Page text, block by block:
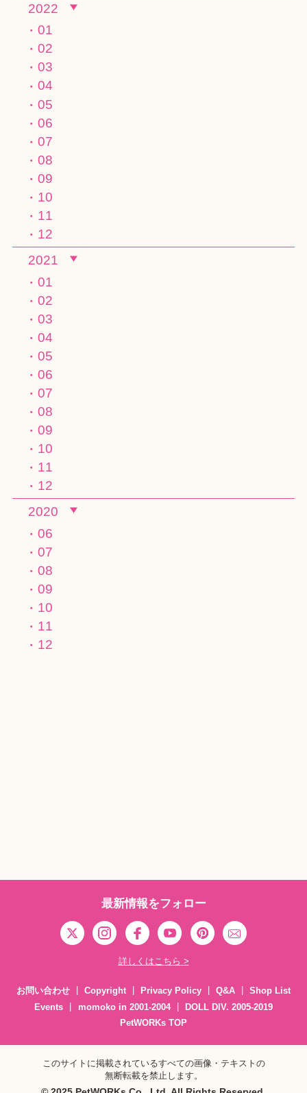
2022
01
02
03
04
05
06
07
08
09
10
11
12
2021
01
02
03
04
05
06
07
08
09
10
11
12
2020
06
07
08
09
10
11
12
最新情報をフォロー
詳しくはこちら >
お問い合わせ Copyright Privacy Policy Q&A
Shop List
Events
momoko in 2001-2004
DOLL DIV. 2005-2019
PetWORKs TOP
このサイトに掲載されているすべての画像・テキストの
無断転載を禁止します。